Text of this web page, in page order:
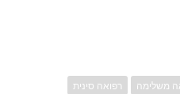
משלימה רפואה סינית